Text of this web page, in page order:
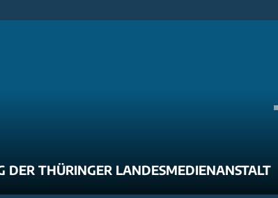
DER THÜRINGER LANDESMEDIENANSTALT